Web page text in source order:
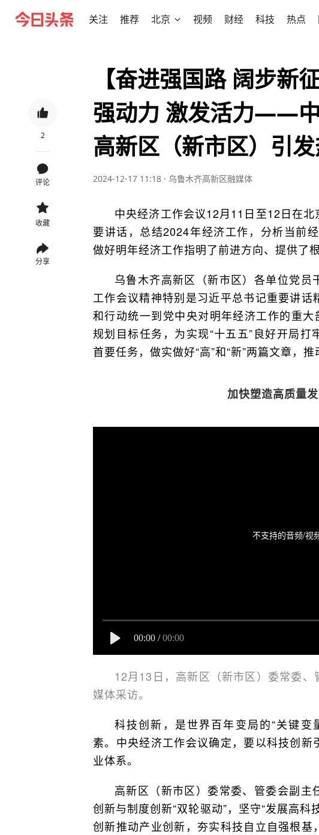
关注 推荐 北京 视频 财经 科技 热点
2
评论
收藏
分享
【奋进强国路 阔步新
强动力 激发活力——
高新区（新市区）引
2024-12-17 11:18 · 乌鲁木齐高新区融媒体
中央经济工作会议12月11日至12日在
要讲话，总结2024年经济工作，分析当前
做好明年经济工作指明了前进方向、提供了根
乌鲁木齐高新区（新市区）各单位党
工作会议精神特别是习近平总书记重要讲
和行动统一到党中央对明年经济工作的重
规划目标任务，为实现“十五五”良好开局
首要任务，做实做好“高”和“新”两篇文章，
加快塑造高质量
不支持的音频/视
00:00 / 00:00
12月13日，高新区（新市区）委常委
媒体采访。
科技创新，是世界百年变局的“关键变
素。中央经济工作会议确定，要以科技创
业体系。
高新区（新市区）委常委、管委会副
创新与制度创新“双轮驱动”，坚守“发展高
创新推动产业创新，夯实科技自立自强根